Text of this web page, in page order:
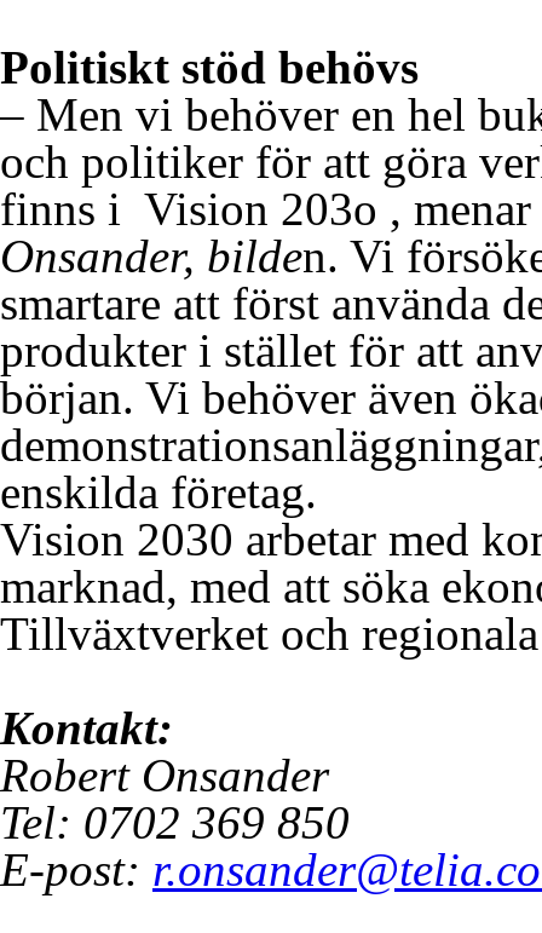
Politiskt stöd behövs
– Men vi behöver en hel
och politiker för att göra
finns i Vision 203o ,
Onsander, bilden. Vi
smartare att först använda
produkter i stället för att
början. Vi behöver även
enskilda företag.
Vision 2030 arbetar med
marknad, med att söka
Tillväxtverket och
Kontakt:
Robert Onsander
Tel: 0702 369 850
E-post: